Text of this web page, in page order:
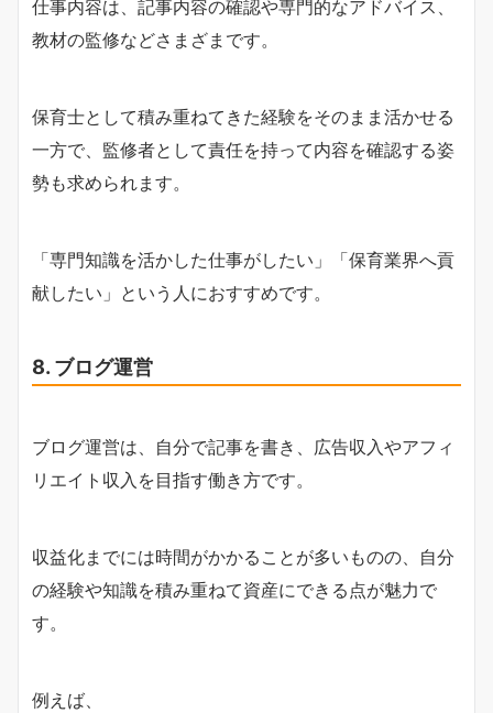
仕事内容は、記事内容の確認や専門的なアドバイス、
教材の監修などさまざまです。
保育士として積み重ねてきた経験をそのまま活かせる
一方で、監修者として責任を持って内容を確認する姿
勢も求められます。
「専門知識を活かした仕事がしたい」「保育業界へ貢
献したい」という人におすすめです。
8. ブログ運営
ブログ運営は、自分で記事を書き、広告収入やアフィ
リエイト収入を目指す働き方です。
収益化までには時間がかかることが多いものの、自分
の経験や知識を積み重ねて資産にできる点が魅力で
す。
例えば、